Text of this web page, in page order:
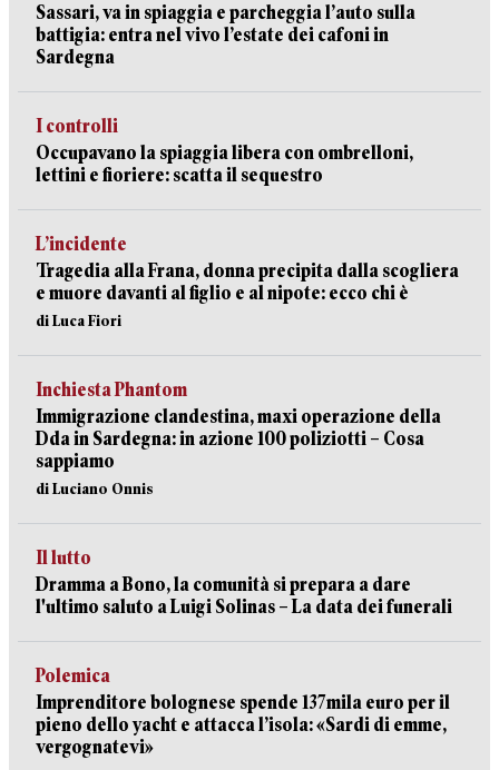
Sassari, va in spiaggia e parcheggia l’auto sulla
battigia: entra nel vivo l’estate dei cafoni in
Sardegna
I controlli
Occupavano la spiaggia libera con ombrelloni,
lettini e fioriere: scatta il sequestro
L’incidente
Tragedia alla Frana, donna precipita dalla scogliera
e muore davanti al figlio e al nipote: ecco chi è
di Luca Fiori
Inchiesta Phantom
Immigrazione clandestina, maxi operazione della
Dda in Sardegna: in azione 100 poliziotti – Cosa
sappiamo
di Luciano Onnis
Il lutto
Dramma a Bono, la comunità si prepara a dare
l'ultimo saluto a Luigi Solinas – La data dei funerali
Polemica
Imprenditore bolognese spende 137mila euro per il
pieno dello yacht e attacca l’isola: «Sardi di emme,
vergognatevi»